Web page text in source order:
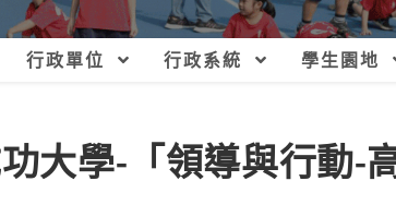
行政單位 行政系統 學生園地
大學-「領導與行動-